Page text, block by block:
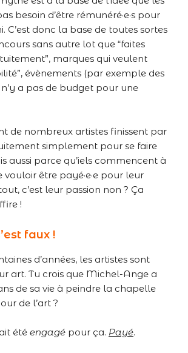
besoin d’être rémunéré·e·s pour
C’est donc la base de toutes sortes
sans autre lot que “faites
marques qui veulent
évènements (par exemple des
n’y a pas de budget pour une
de nombreux artistes finissent par
simplement pour se faire
aussi parce qu’iels commencent à
être payé·e·e pour leur
c’est leur passion non ? Ça
!
faux !
d’années, les artistes sont
art. Tu crois que Michel-Ange a
de sa vie à peindre la chapelle
de l’art ?
été engagé pour ça. Payé.